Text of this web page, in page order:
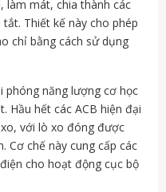
mát, chia thành các
Thiết kế này cho phép
chỉ bằng cách sử dụng
phóng năng lượng cơ học
Hầu hết các ACB hiện đại
với lò xo đóng được
Cơ chế này cung cấp các
cho hoạt động cục bộ